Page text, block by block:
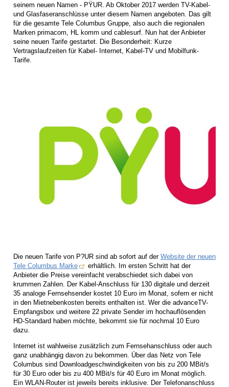
seinem neuen Namen - PŸUR. Ab Oktober 2017 werden TV-Kabel-
und Glasfaseranschlüsse unter diesem Namen angeboten. Das gilt
für die gesamte Tele Columbus Gruppe, also auch die regionalen
Marken primacom, HL komm und cablesurf. Nun hat der Anbieter
seine neuen Tarife gestartet. Die Besonderheit: Kurze
Vertragslaufzeiten für Kabel- Internet, Kabel-TV und Mobilfunk-
Tarife.
Die neuen Tarife von P?UR sind ab sofort auf der Website der neuen
Tele Columbus Marke
erhältlich. Im ersten Schritt hat der
Anbieter die Preise vereinfacht verabschiedet sich dabei von
krummen Zahlen. Der Kabel-Anschluss für 130 digitale und derzeit
35 analoge Fernsehsender kostet 10 Euro im Monat, sofern er nicht
in den Mietnebenkosten bereits enthalten ist. Wer die advanceTV-
Empfangsbox und weitere 22 private Sender im hochauflösenden
HD-Standard haben möchte, bekommt sie für nochmal 10 Euro
dazu.
Internet ist wahlweise zusätzlich zum Fernsehanschluss oder auch
ganz unabhängig davon zu bekommen. Über das Netz von Tele
Columbus sind Downloadgeschwindigkeiten von bis zu 200 MBit/s
für 30 Euro oder bis zu 400 MBit/s für 40 Euro im Monat möglich.
Ein WLAN-Router ist jeweils bereits inklusive. Der Telefonanschluss